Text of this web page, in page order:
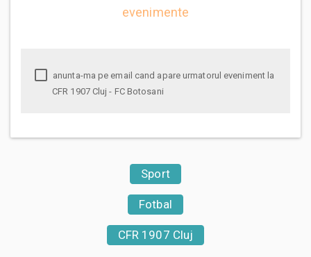
evenimente
CFR 1907 Cluj - FC Botosani
Sport
Fotbal
CFR 1907 Cluj